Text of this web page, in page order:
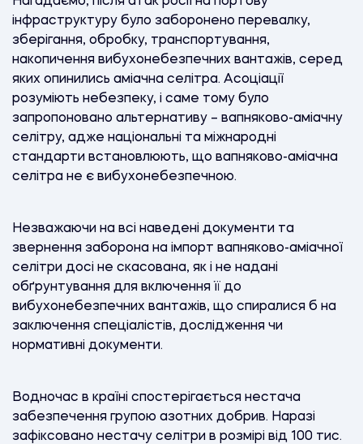
інфраструктуру було заборонено перевалку,
зберігання, обробку, транспортування,
накопичення вибухонебезпечних вантажів, серед
яких опинились аміачна селітра. Асоціації
розуміють небезпеку, і саме тому було
запропоновано альтернативу – вапняково-аміачну
селітру, адже національні та міжнародні
стандарти встановлюють, що вапняково-аміачна
селітра не є вибухонебезпечною.
Незважаючи на всі наведені документи та
звернення заборона на імпорт вапняково-аміачної
селітри досі не скасована, як і не надані
обґрунтування для включення її до
вибухонебезпечних вантажів, що спиралися б на
заключення спеціалістів, дослідження чи
нормативні документи.
Водночас в країні спостерігається нестача
забезпечення групою азотних добрив. Наразі
зафіксовано нестачу селітри в розмірі від 100 тис.